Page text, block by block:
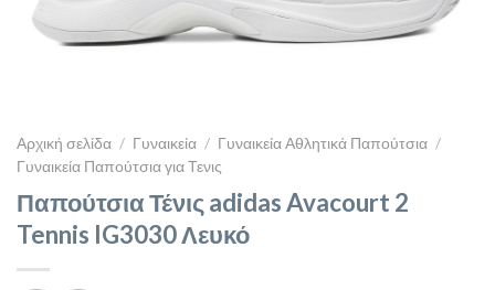
Αρχική σελίδα / Γυναικεία / Γυναικεία Αθλητικά Παπούτσια /
Γυναικεία Παπούτσια για Τενις
Παπούτσια Τένις adidas Avacourt 2
Tennis IG3030 Λευκό